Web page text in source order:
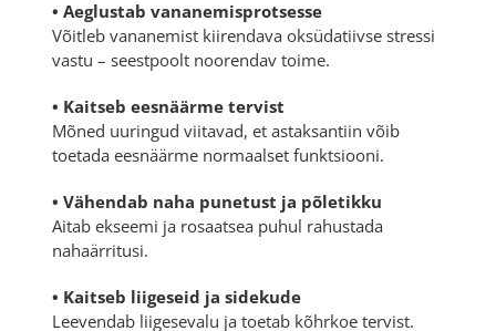
• Aeglustab vananemisprotsesse
Võitleb vananemist kiirendava oksüdatiivse stressi
vastu – seestpoolt noorendav toime.
• Kaitseb eesnäärme tervist
Mõned uuringud viitavad, et astaksantiin võib
toetada eesnäärme normaalset funktsiooni.
• Vähendab naha punetust ja põletikku
Aitab ekseemi ja rosaatsea puhul rahustada
nahaärritusi.
• Kaitseb liigeseid ja sidekude
Leevendab liigesevalu ja toetab kõhrkoe tervist.